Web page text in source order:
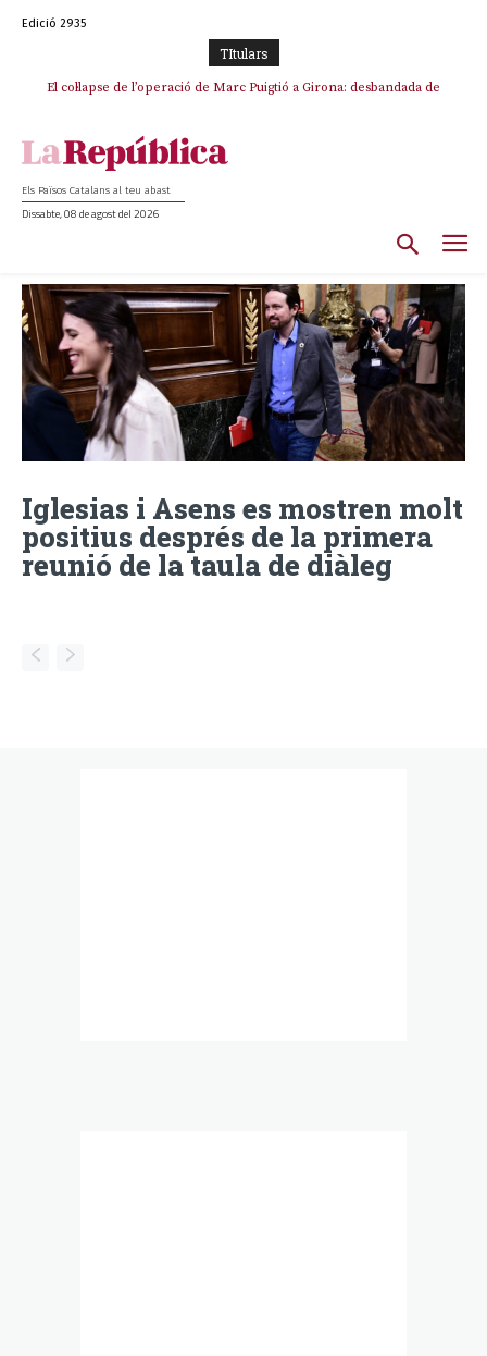
Edició 2935
TItulars
El col·lapse de l’operació de Marc Puigtió a Girona: desbandada de
Els Països Catalans al teu abast
Dissabte, 08 de agost del 2026
Iglesias i Asens es mostren molt
positius després de la primera
reunió de la taula de diàleg